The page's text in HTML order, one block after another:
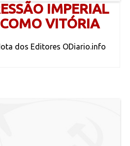
IMPERIAL
VITÓRIA
dos Editores ODiario.info